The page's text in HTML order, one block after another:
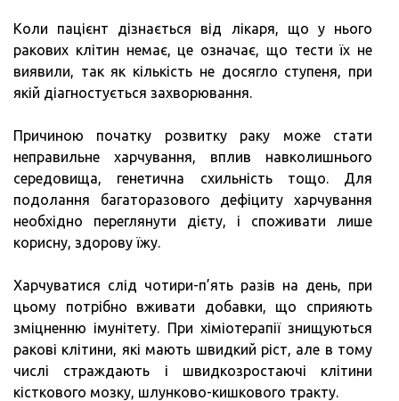
Коли пацієнт дізнається від лікаря, що у нього
ракових клітин немає, це означає, що тести їх не
виявили, так як кількість не досягло ступеня, при
якій діагностується захворювання.
Причиною початку розвитку раку може стати
неправильне харчування, вплив навколишнього
середовища, генетична схильність тощо. Для
подолання багаторазового дефіциту харчування
необхідно переглянути дієту, і споживати лише
корисну, здорову їжу.
Харчуватися слід чотири-п’ять разів на день, при
цьому потрібно вживати добавки, що сприяють
зміцненню імунітету. При хіміотерапії знищуються
ракові клітини, які мають швидкий ріст, але в тому
числі страждають і швидкозростаючі клітини
кісткового мозку, шлунково-кишкового тракту.